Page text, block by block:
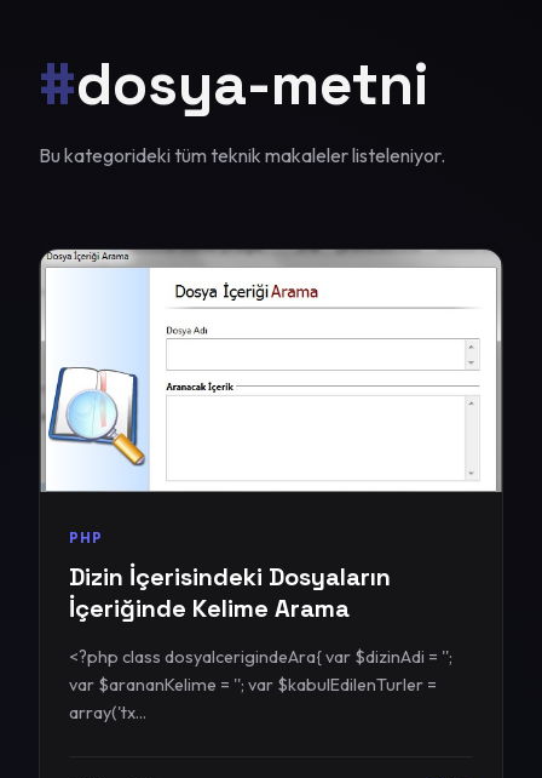
#dosya-metni
Bu kategorideki tüm teknik makaleler listeleniyor.
PHP
Dizin İçerisindeki Dosyaların
İçeriğinde Kelime Arama
<?php class dosyaIcerigindeAra{ var $dizinAdi = '';
var $arananKelime = ''; var $kabulEdilenTurler =
array('tx...